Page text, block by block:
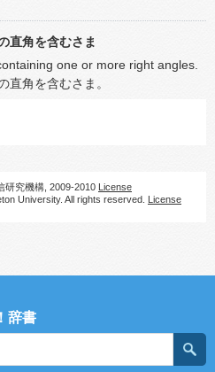
直角を含むさま
one or more right angles.
直角を含むさま。
研究機構, 2009-2010 License
University. All rights reserved. License
辞書